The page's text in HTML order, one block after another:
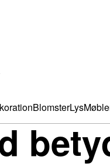
BlomsterLys